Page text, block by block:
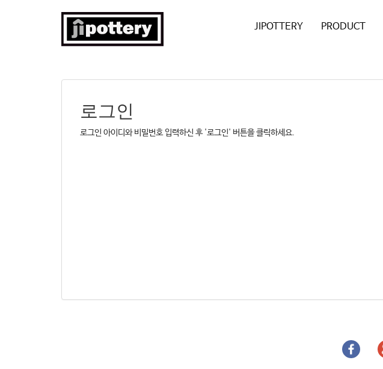
JIPOTTERY PRODUCT
로그인
로그인 아이디와 비밀번호 입력하신 후 '로그인' 버튼을 클릭하세요.